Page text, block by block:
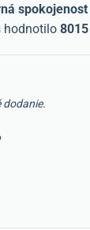
spokojenost
hodnotilo 8015
dodanie.